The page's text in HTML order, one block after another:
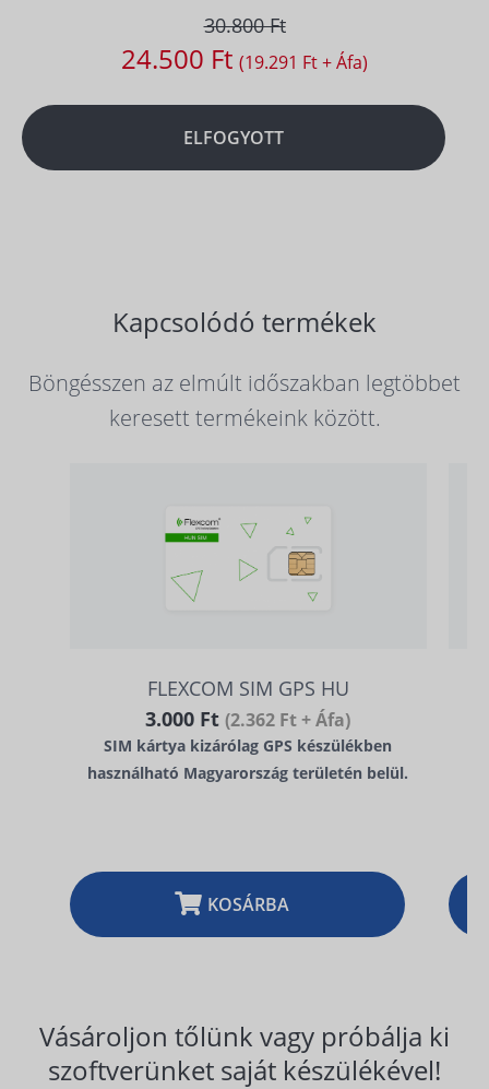
30.800 Ft
24.500 Ft (19.291 Ft + Áfa)
ELFOGYOTT
Kapcsolódó termékek
Böngésszen az elmúlt időszakban legtöbbet
keresett termékeink között.
FLEXCOM SIM GPS HU
3.000 Ft(2.362 Ft + Áfa)
SIM kártya kizárólag GPS készülékben
használható Magyarország területén belül.
KOSÁRBA
Vásároljon tőlünk vagy próbálja ki
szoftverünket saját készülékével!